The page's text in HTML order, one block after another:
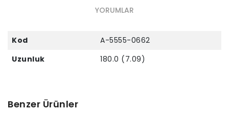
YORUMLAR
Kod
A-5555-0662
Uzunluk
180.0 (7.09)
Benzer Ürünler